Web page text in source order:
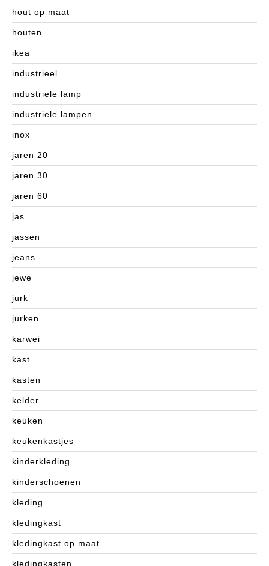
hout op maat
houten
ikea
industrieel
industriele lamp
industriele lampen
inox
jaren 20
jaren 30
jaren 60
jas
jassen
jeans
jewe
jurk
jurken
karwei
kast
kasten
kelder
keuken
keukenkastjes
kinderkleding
kinderschoenen
kleding
kledingkast
kledingkast op maat
kledingkasten